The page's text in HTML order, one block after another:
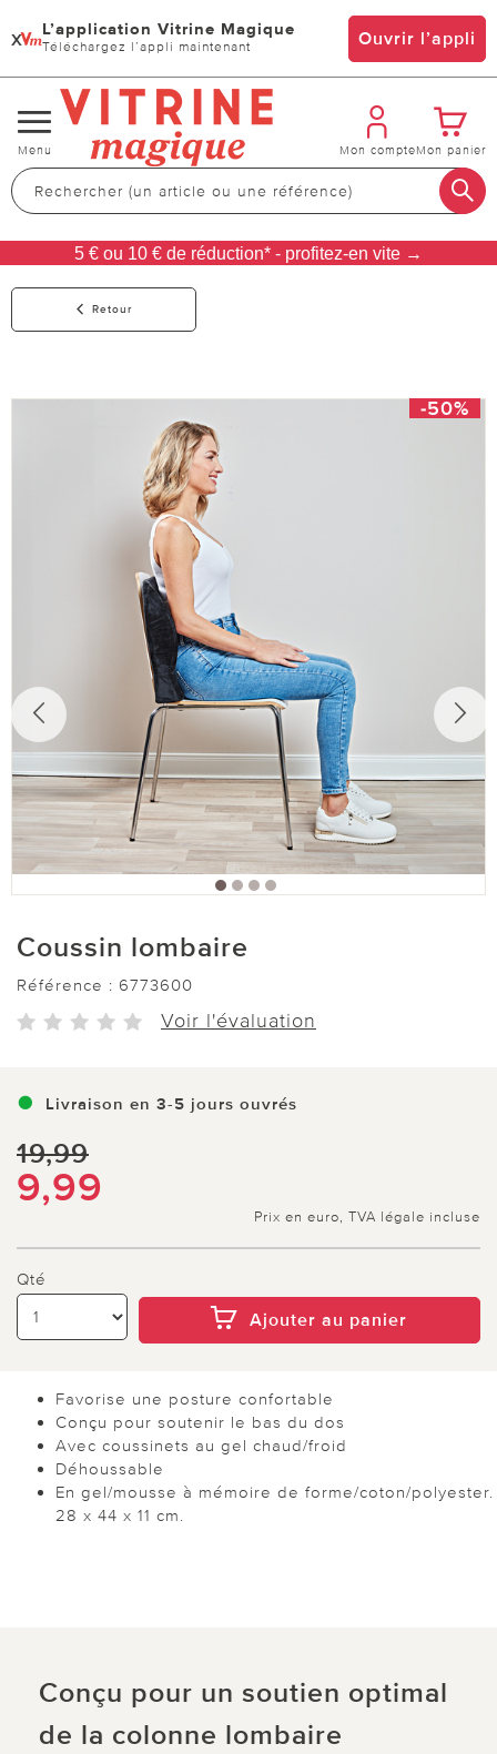
x L’application Vitrine Magique
Téléchargez l’appli maintenant Ouvrir l’appli
Changer
de
navigation
Menu Mon compteMon panier
5 € ou 10 € de réduction* - profitez-en vite →
Retour
-50%
Coussin lombaire
Référence : 6773600
Voir l'évaluation
Livraison en 3-5 jours ouvrés
19,99
9,99
Prix en euro, TVA légale incluse
Qté
Ajouter au panier
Favorise une posture confortable
Conçu pour soutenir le bas du dos
Avec coussinets au gel chaud/froid
Déhoussable
En gel/mousse à mémoire de forme/coton/polyester.
28 x 44 x 11 cm.
Conçu pour un soutien optimal
de la colonne lombaire